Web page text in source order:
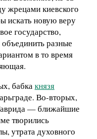
жрецами киевского
искать новую веру
государство,
разные
в то время
бабкакнязя
Во-вторых,
— ближайшие
творились
утрата духовного